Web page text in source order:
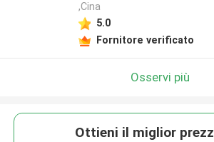
,Cina
5.0
Fornitore verificato
Osservi più
Ottieni il miglior